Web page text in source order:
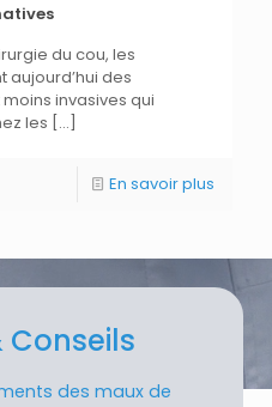
du cou, les
des
invasives qui
les […]
En savoir plus
Conseils
des maux de